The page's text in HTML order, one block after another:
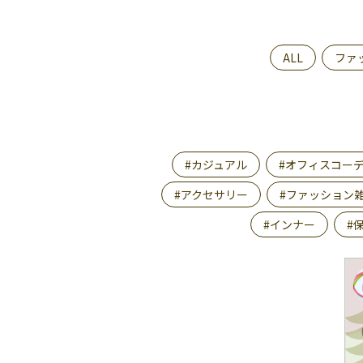
ALL ファ
#カジュアル #オフィスコー
#アクセサリー
#ファッション
#インナー
#